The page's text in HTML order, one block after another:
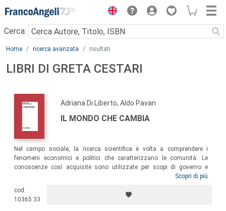
Menu
Cerca:
Main content
Home ricerca avanzata risultati
LIBRI DI GRETA CESTARI
Adriana Di Liberto, Aldo Pavan
IL MONDO CHE CAMBIA
Nel campo sociale, la ricerca scientifica è volta a comprendere i
fenomeni economici e politici che caratterizzano le comunità. Le
conoscenze così acquisite sono utilizzate per scopi di governo e
promozione del benessere delle popolazioni. Con il presente volume il
Cagliari intende mettere a disposizione di chiunque vi possa avere
interesse alcuni degli esiti più significativi della sua ricerca recente.
Scopri di più
cod.
10365.33